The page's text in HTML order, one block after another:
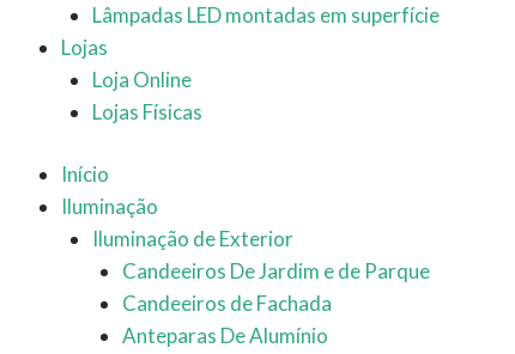
Lâmpadas LED montadas em superfície
Lojas
Loja Online
Lojas Físicas
Início
Iluminação
Iluminação de Exterior
Candeeiros De Jardim e de Parque
Candeeiros de Fachada
Anteparas De Alumínio